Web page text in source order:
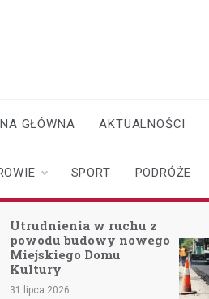
GŁÓWNA AKTUALNOŚCI
SPORT PODRÓŻE
Utrudnienia w ruchu z
powodu budowy nowego
Miejskiego Domu
Kultury
31 lipca 2026